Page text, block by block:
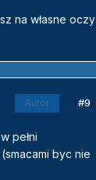
na własne oczy
Autor #9
pełni
byc nie